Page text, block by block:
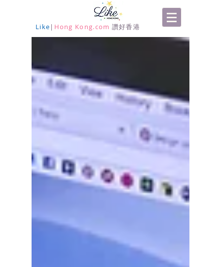
Like | Hong Kong.com 讚好香港